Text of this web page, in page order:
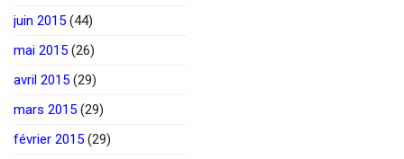
juin 2015 (44)
mai 2015 (26)
avril 2015 (29)
mars 2015 (29)
février 2015 (29)